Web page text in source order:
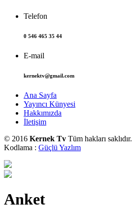
Telefon
0 546 465 35 44
E-mail
kernektv@gmail.com
Ana Sayfa
Yayıncı Künyesi
Hakkımızda
İletişim
© 2016 Kernek Tv Tüm hakları saklıdır.
Kodlama : Güçlü Yazlım
Anket